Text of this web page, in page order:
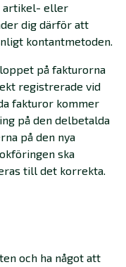
artikel- eller
dig därför att
kontantmetoden.
på fakturorna
registrerade vid
fakturor kommer
på den delbetalda
på den nya
ska
till det korrekta.
och ha något att